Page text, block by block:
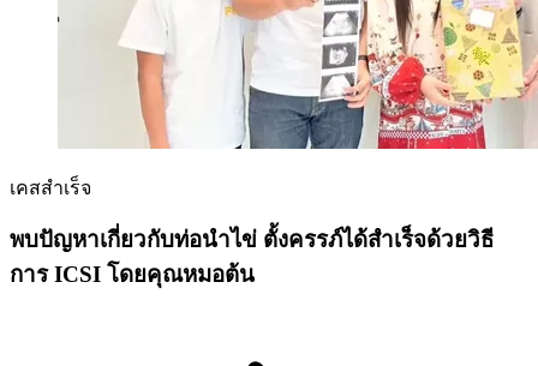
เคสสำเร็จ
พบปัญหาเกี่ยวกับท่อนำไข่ ตั้งครรภ์ได้สำเร็จด้วยวิธี
การ ICSI โดยคุณหมอต้น